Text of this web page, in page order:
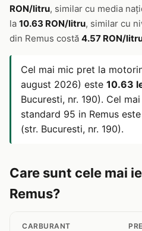
RON/litru, similar cu media
la 10.63 RON/litru, similar cu
din Remus costă 4.57 RON/
Cel mai mic pret la
august 2026) este 10.63
Bucuresti, nr. 190). Cel
standard 95 in Remus este
(str. Bucuresti, nr. 190).
Care sunt cele mai
Remus?
CARBURANT